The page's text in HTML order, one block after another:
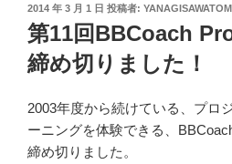
投
稿
日:
2014 年 3 月 1 日 投稿者:
第11回BBCoach
締め切りました！
2003年度から続けている、プロ
ーニングを体験できる、
締め切りました。